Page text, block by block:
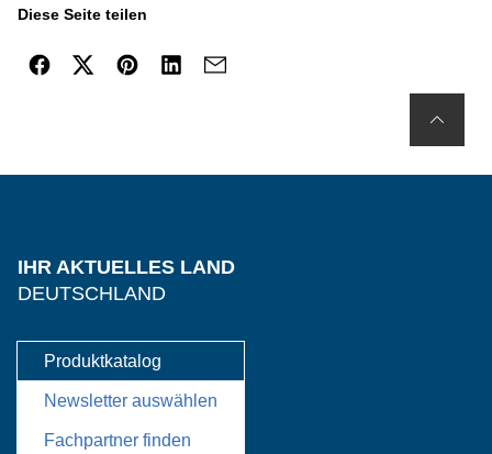
Diese Seite teilen
IHR AKTUELLES LAND
DEUTSCHLAND
Produktkatalog
Newsletter auswählen
Fachpartner finden